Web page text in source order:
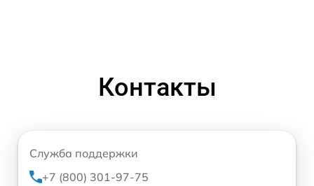
Контакты
Служба поддержки
+7 (800) 301-97-75